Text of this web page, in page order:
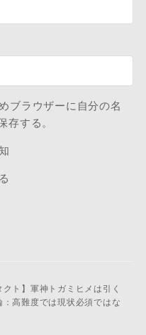
ブラウザーに自分の名
する。
クト】軍神トガミヒメは引く
高難度では現状必須ではな